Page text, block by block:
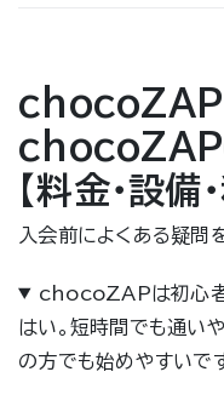
chocoZAP
chocoZAP
【料金・設備
入会前によくある疑問
chocoZAPは初心者
はい。短時間でも通い
の方でも始めやすいです